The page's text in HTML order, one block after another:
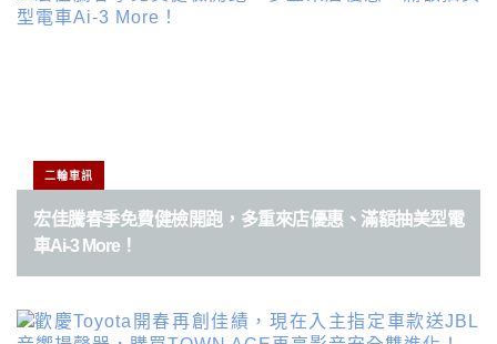
二輪車訊
宏佳騰春季免費健檢開跑，多重來店優惠、滿額抽美型電
車Ai-3 More！